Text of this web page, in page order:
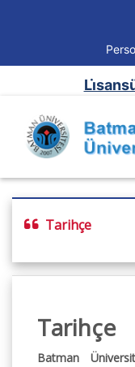
Tarihçe
Tarihçe
Batman